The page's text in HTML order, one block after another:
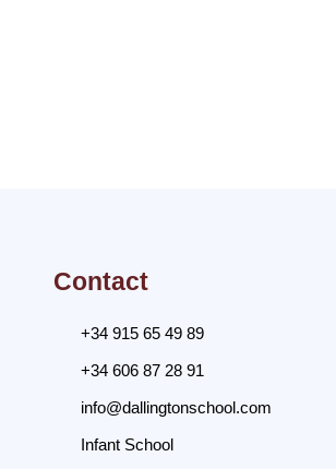
Contact
+34 915 65 49 89
+34 606 87 28 91
info@dallingtonschool.com
Infant School